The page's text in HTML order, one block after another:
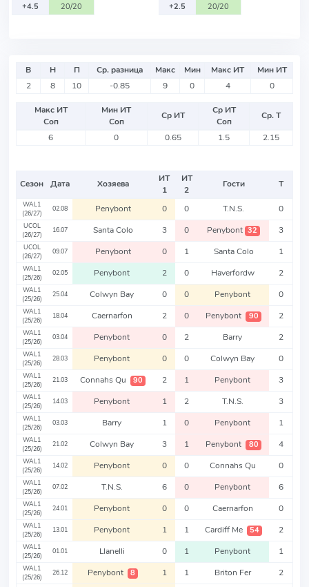
+4.5
20/20
+2.5
20/20
В Н П Ср. разница Макс Мин Макс ИТ
Мин ИТ
2
8 10 -0.85 9 0 4 0
Макс ИТ
Соп
Мин ИТ
Соп
Ср ИТ
Ср ИТ
Соп
Ср. Т
6
0 0.65 1.5 2.15
Сезон Дата Хозяева
ИТ
1
ИТ
2
Гости Т
WAL1
(26/27)
02.08 Penybont 0 0 T.N.S. 0
UCOL
(26/27)
16.07 Santa Colo 3 0 Penybont 32 3
UCOL
(26/27)
09.07 Penybont 0 1 Santa Colo 1
WAL1
(25/26)
02.05 Penybont 2 0 Haverfordw 2
WAL1
(25/26)
25.04 Colwyn Bay 0 0 Penybont 0
WAL1
(25/26)
18.04 Caernarfon 2 0 Penybont 90 2
WAL1
(25/26)
03.04 Penybont 0 2 Barry 2
WAL1
(25/26)
28.03 Penybont 0 0 Colwyn Bay 0
WAL1
(25/26)
21.03 Connahs Qu 90 2 1 Penybont 3
WAL1
(25/26)
14.03 Penybont 1 2 T.N.S. 3
WAL1
(25/26)
03.03 Barry 1 0 Penybont 1
WAL1
(25/26)
21.02 Colwyn Bay 3 1 Penybont 80 4
WAL1
(25/26)
14.02 Penybont 0 0 Connahs Qu 0
WAL1
(25/26)
07.02 T.N.S. 6 0 Penybont 6
WAL1
(25/26)
24.01 Penybont 0 0 Caernarfon 0
WAL1
(25/26)
13.01 Penybont 1 1 Cardiff Me 54 2
WAL1
(25/26)
01.01 Llanelli 0 1 Penybont 1
WAL1
(25/26)
26.12 Penybont 8 1 1 Briton Fer 2